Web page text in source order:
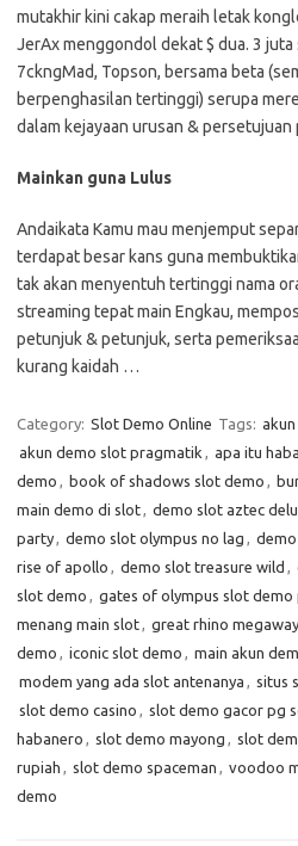
mutakhir kini cakap meraih letak
JerAx menggondol dekat $ dua. 3
7ckngMad, Topson, bersama beta
berpenghasilan tertinggi) serupa
dalam kejayaan urusan & persetujuan
Mainkan guna Lulus
Andaikata Kamu mau menjemput
terdapat besar kans guna
tak akan menyentuh tertinggi nama
streaming tepat main Engkau,
petunjuk & petunjuk, serta
kurang kaidah …
Category: Slot Demo Online Tags:
akun demo slot pragmatik , apa itu
demo , book of shadows slot demo ,
main demo di slot, demo slot aztec
party, demo slot olympus no lag ,
rise of apollo , demo slot treasure wild ,
slot demo , gates of olympus slot demo
menang main slot, great rhino
demo , iconic slot demo , main akun
modem yang ada slot antenanya , situs
slot demo casino , slot demo gacor pg
habanero , slot demo mayong , slot
rupiah , slot demo spaceman , voodoo
demo